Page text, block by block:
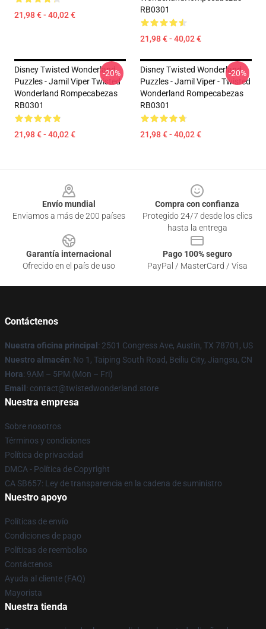
21,98 € - 40,02 €
RB0301
21,98 € - 40,02 €
Disney Twisted Wonderland
Puzzles - Jamil Viper Twisted
Wonderland Rompecabezas
RB0301
21,98 € - 40,02 €
-20%
Disney Twisted Wonderland
Puzzles - Jamil Viper - Twisted
Wonderland Rompecabezas
RB0301
21,98 € - 40,02 €
-20%
Envío mundial
Enviamos a más de 200 países
Compra con confianza
Protegido 24/7 desde los clics
hasta la entrega
Garantía internacional
Ofrecido en el país de uso
Pago 100% seguro
PayPal / MasterCard / Visa
Contáctenos
Nuestra oficina principal : 2501 Congress Ave, Austin, TX 78701, US
Nuestro almacén: No 1, Taiping South Road, Beiliu City, Jiangsu, CN
Hora: 9AM – 5PM (Mon – Fri)
Email : contact@twistedwonderland.store
Nuestra empresa
Sobre nosotros
Términos y condiciones
Política de privacidad
DMCA - Política de Copyright
CA SB657: Ley de transparencia en la cadena de suministro
Nuestro apoyo
Políticas de envío
Condiciones de pago
Políticas de reembolso
Contáctenos
Ayuda al cliente (FAQ)
Mayorista
Nuestra tienda